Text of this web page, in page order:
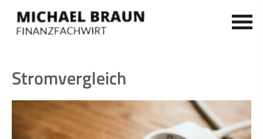
Stromvergleich